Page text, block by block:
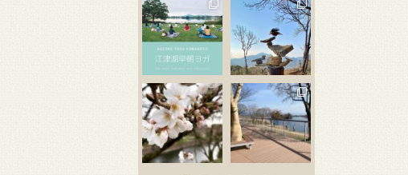
3月 20
3月 18
3月 18